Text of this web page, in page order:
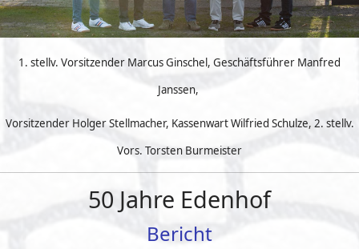
1. stellv. Vorsitzender Marcus Ginschel, Geschäftsführer Manfred
Janssen,
Vorsitzender Holger Stellmacher, Kassenwart Wilfried Schulze, 2. stellv.
Vors. Torsten Burmeister
50 Jahre Edenhof
Bericht